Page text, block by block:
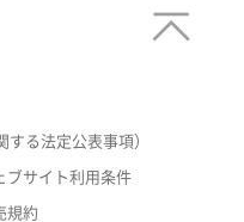
る法定公表事項）
ブサイト利用条件
規約